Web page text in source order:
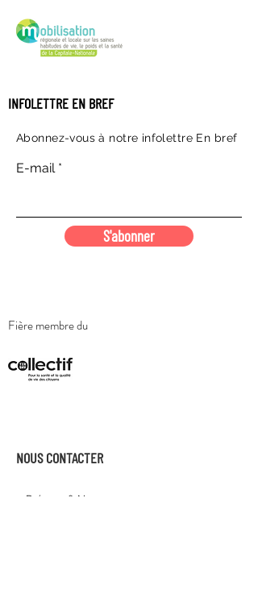
INFOLETTRE EN BREF
Abonnez-vous à notre infolettre En bref
E-mail
S'abonner
Fière membre du
NOUS CONTACTER